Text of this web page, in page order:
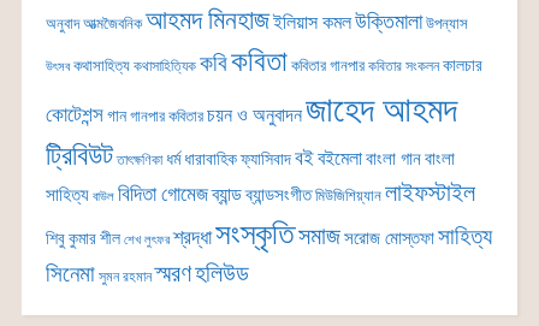
অনুবাদ আত্মজৈবনিক আহমদ মিনহাজইলিয়াস কমলউক্তিমালা উপন্যাস
উৎসব কথাসাহিত্য কথাসাহিত্যিক কবিকবিতা কবিতার গানপার কবিতার সংকলন কালচার
কোটেশন্সগান গানপার কবিতার চয়ন ও অনুবাদনজাহেদ আহমদ
ট্রিবিউট তাৎক্ষণিকা ধর্ম ধারাবাহিকফ্যাসিবাদবইবইমেলাবাংলা গানবাংলা
সাহিত্য বাউল বিদিতা গোমেজব্যান্ডব্যান্ডসংগীত মিউজিশিয়্যান লাইফস্টাইল
শিবু কুমার শীল শেখ লুৎফর শ্রদ্ধাসংস্কৃতিসমাজসরোজ মোস্তফাসাহিত্য
সিনেমা সুমন রহমান স্মরণহলিউড